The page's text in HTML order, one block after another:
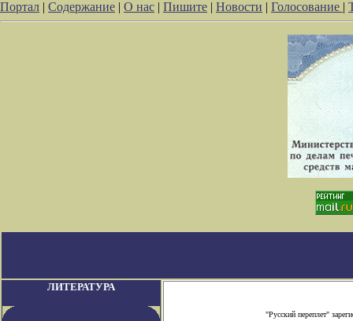
Портал | Содержание | О нас | Пишите | Новости | Голосование |
ЛИТЕРАТУРА
"Русский переплет"